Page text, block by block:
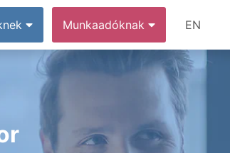
Munkaadóknak EN